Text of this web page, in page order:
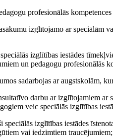
profesionālās
izglītojamo ar speciālām
izglītības iestādes
un pedagogu profesionālās
sadarbojas ar augstskolām,
darbu ar izglītojamiem ar
veic speciālās izglītības
speciālās izglītības iestādes
vai iedzimtiem traucējumiem;